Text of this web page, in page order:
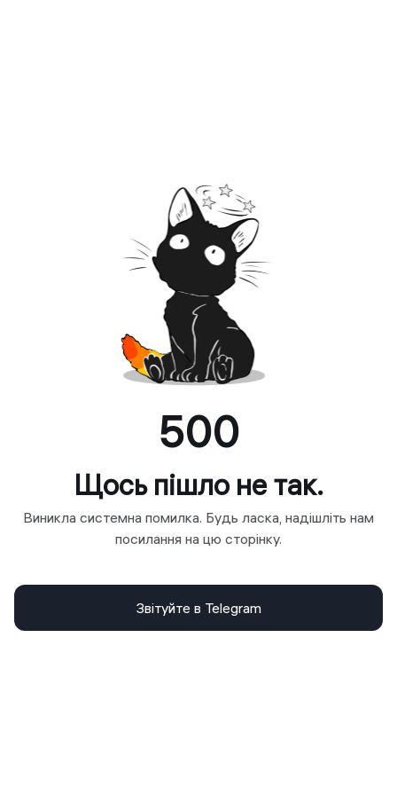
500
Щось пішло не так.
Виникла системна помилка. Будь ласка, надішліть нам
посилання на цю сторінку.
Звітуйте в Telegram